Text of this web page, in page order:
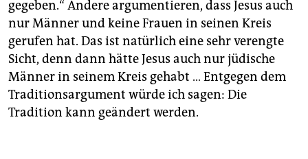
gegeben.“ Andere argumentieren, dass Jesus auch
nur Männer und keine Frauen in seinen Kreis
gerufen hat. Das ist natürlich eine sehr verengte
Sicht, denn dann hätte Jesus auch nur jüdische
Männer in seinem Kreis gehabt … Entgegen dem
Traditionsargument würde ich sagen: Die
Tradition kann geändert werden.